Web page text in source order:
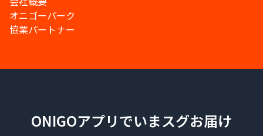
オニゴーパーク
協業パートナー
ONIGOアプリでいまスグお届け